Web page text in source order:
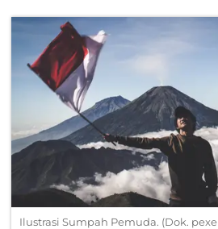
Ilustrasi Sumpah Pemuda. (Dok.